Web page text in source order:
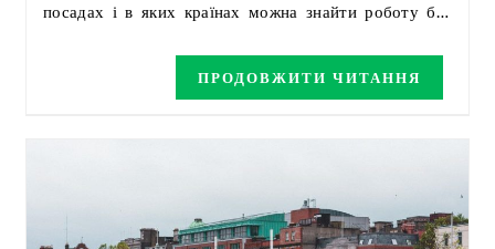
посадах і в яких країнах можна знайти роботу без
ПРОДОВЖИТИ ЧИТАННЯ